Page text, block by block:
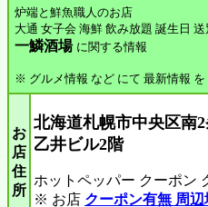
炉端と鮮魚職人のお店
大通 女子会 海鮮 飲み放題 誕生日
一鱗酒場 に関する情報
※ グルメ情報 など にて 最新情報 を
お
店
住
所
北海道札幌市中央区南
乙井ビル2階
ホットペッパー クーポン
※ お店 クーポン有無 周